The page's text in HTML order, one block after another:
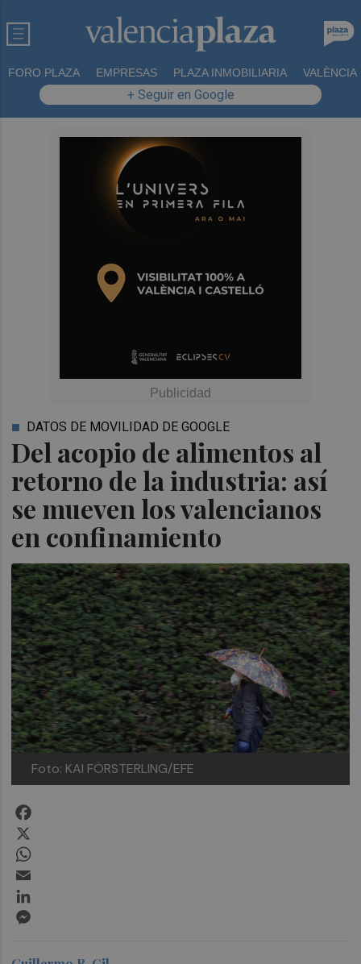
FORO PLAZA EMPRESAS PLAZA INMOBILIARIA VALÈNCIA
+ Seguir en Google
Del acopio de alimentos al
retorno de la industria: así
se mueven los valencianos
en confinamiento
DATOS DE MOVILIDAD DE GOOGLE
Foto: KAI FÖRSTERLING/EFE